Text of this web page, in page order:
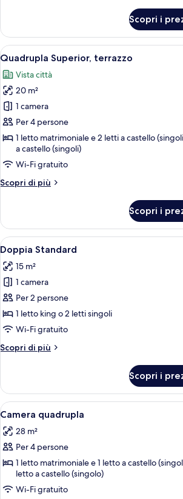
Superior,
terrazzo
Scopri i
Apri
tutte
le
foto
per
Quadrupla
Superior,
terrazzo
Camera
9
Quadrupla Superior, terrazzo
Vista città
20 m²
1 camera
Per 4 persone
1 letto matrimoniale e 2 letti a castello
a castello (singoli)
Wi-Fi gratuito
Scopri di più
Altri
Superior,
terrazzo
Scopri i
Apri
tutte
le
foto
per
Doppia
Standard
Minibar,
7
Doppia Standard
15 m²
1 camera
Per 2 persone
1 letto king o 2 letti singoli
Wi-Fi gratuito
Scopri di più
Altri
Standard
Scopri i
Apri
tutte
le
foto
per
Camera
quadrupla
Una
8
Camera quadrupla
28 m²
Per 4 persone
1 letto matrimoniale e 1 letto a castello
letto a castello (singolo)
Wi-Fi gratuito